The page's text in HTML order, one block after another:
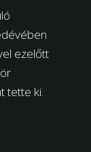
ezelőtt
tette ki.